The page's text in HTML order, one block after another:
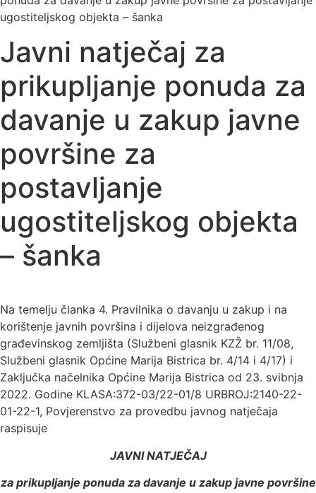
ugostiteljskog objekta – šanka
Javni natječaj za
prikupljanje ponuda za
davanje u zakup javne
površine za
postavljanje
ugostiteljskog objekta
– šanka
Na temelju članka 4. Pravilnika o davanju u zakup i na
korištenje javnih površina i dijelova neizgrađenog
građevinskog zemljišta (Službeni glasnik KZŽ br. 11/08,
Službeni glasnik Općine Marija Bistrica br. 4/14 i 4/17) i
Zaključka načelnika Općine Marija Bistrica od 23. svibnja
2022. Godine KLASA:372-03/22-01/8 URBROJ:2140-22-
01-22-1, Povjerenstvo za provedbu javnog natječaja
raspisuje
JAVNI NATJEČAJ
za prikupljanje ponuda za davanje u zakup javne površine